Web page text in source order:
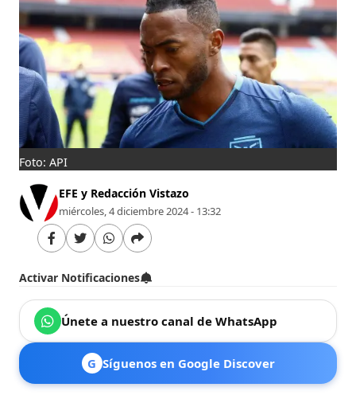
Foto: API
EFE y Redacción Vistazo
miércoles, 4 diciembre 2024 - 13:32
Activar Notificaciones
Únete a nuestro canal de WhatsApp
G Síguenos en Google Discover